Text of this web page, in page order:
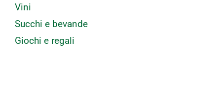
Vini
Succhi e bevande
Giochi e regali